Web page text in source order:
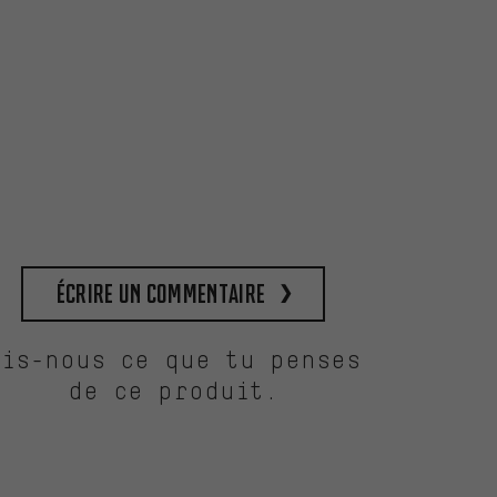
Écrire un commentaire
nous ce que tu penses
de ce produit.